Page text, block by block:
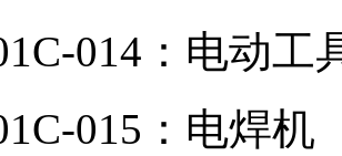
014：电动工
015：电焊机